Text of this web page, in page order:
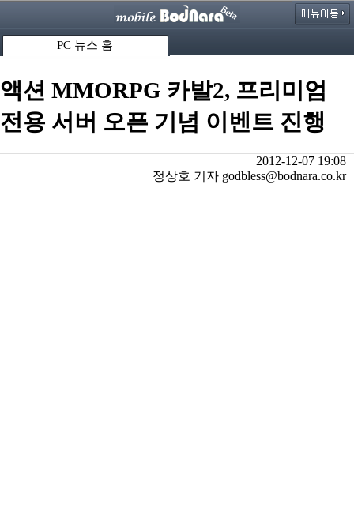
PC 뉴스 홈
액션 MMORPG 카발2, 프리미엄
전용 서버 오픈 기념 이벤트 진행
2012-12-07 19:08
정상호 기자 godbless@bodnara.co.kr